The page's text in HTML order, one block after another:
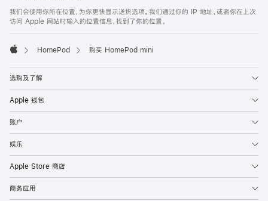
我们会使用你所在位置，为你更快显示送货选项。我们通过你的 IP 地址，或者你在上次
访问 Apple 网站时输入的位置信息，找到了你的位置。
HomePod 购买 HomePod mini
选购及了解
Apple 钱包
账户
娱乐
Apple Store 商店
商务应用